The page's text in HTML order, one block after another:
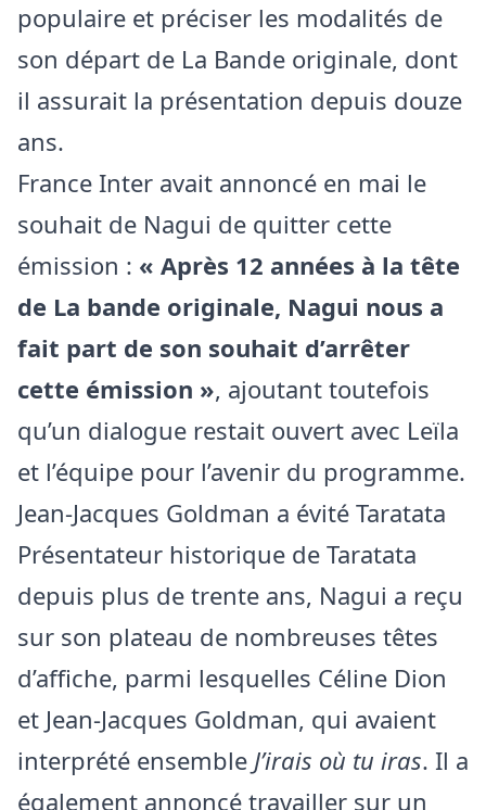
populaire et préciser les modalités de
son départ de La Bande originale, dont
il assurait la présentation depuis douze
ans.
France Inter avait annoncé en mai le
souhait de Nagui de quitter cette
émission : « Après 12 années à la tête
de La bande originale, Nagui nous a
fait part de son souhait d’arrêter
cette émission », ajoutant toutefois
qu’un dialogue restait ouvert avec Leïla
et l’équipe pour l’avenir du programme.
Jean-Jacques Goldman a évité Taratata
Présentateur historique de Taratata
depuis plus de trente ans, Nagui a reçu
sur son plateau de nombreuses têtes
d’affiche, parmi lesquelles Céline Dion
et Jean-Jacques Goldman, qui avaient
interprété ensemble J’irais où tu iras. Il a
également annoncé travailler sur un